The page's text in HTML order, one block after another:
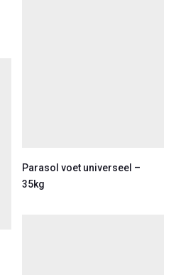
Parasol voet universeel –
35kg